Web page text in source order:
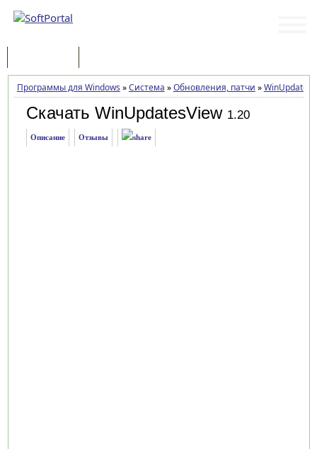
Программы для Windows »Система »Обновления, патчи »
Скачать WinUpdatesView 1.20
Описание Отзывы